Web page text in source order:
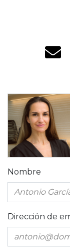
Nombre
Dirección de